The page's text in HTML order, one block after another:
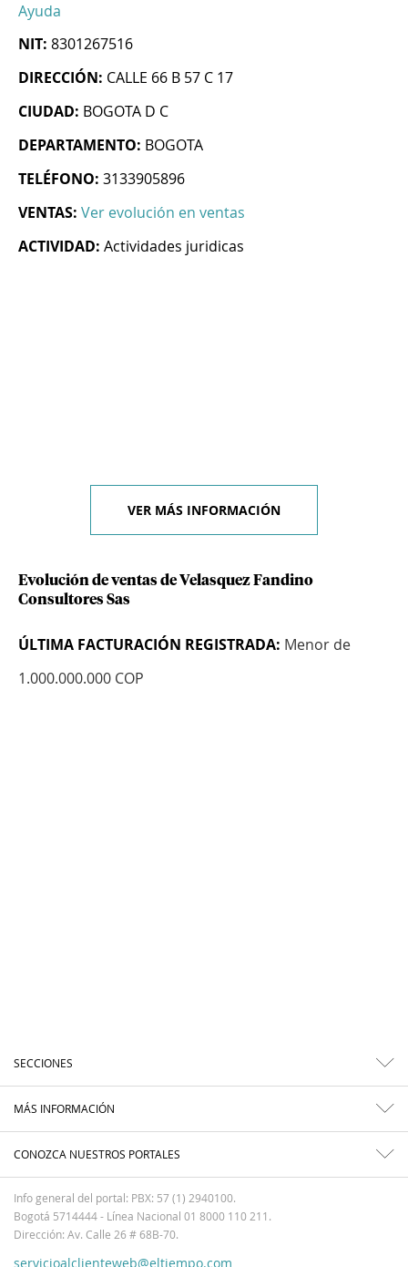
Ayuda
NIT: 8301267516
DIRECCIÓN: CALLE 66 B 57 C 17
CIUDAD: BOGOTA D C
DEPARTAMENTO: BOGOTA
TELÉFONO: 3133905896
VENTAS: Ver evolución en ventas
ACTIVIDAD: Actividades juridicas
VER MÁS INFORMACIÓN
Evolución de ventas de Velasquez Fandino
Consultores Sas
ÚLTIMA FACTURACIÓN REGISTRADA: Menor de
1.000.000.000 COP
SECCIONES
MÁS INFORMACIÓN
CONOZCA NUESTROS PORTALES
Info general del portal: PBX: 57 (1) 2940100.
Bogotá 5714444 - Línea Nacional 01 8000 110 211.
Dirección: Av. Calle 26 # 68B-70.
servicioalclienteweb@eltiempo.com